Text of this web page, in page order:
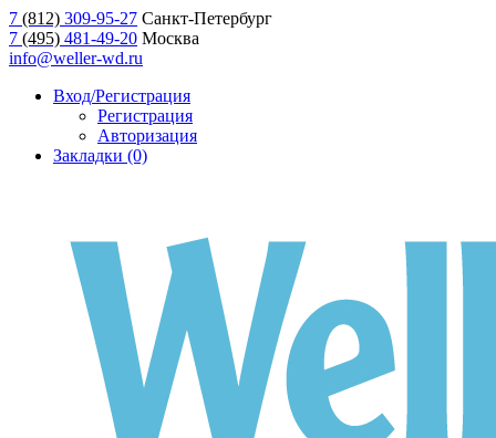
7 (812) 309-95-27 Санкт-Петербург
7 (495) 481-49-20 Москва
info@weller-wd.ru
Вход/Регистрация
Регистрация
Авторизация
Закладки (0)